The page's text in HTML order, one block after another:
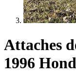
Attaches
1996